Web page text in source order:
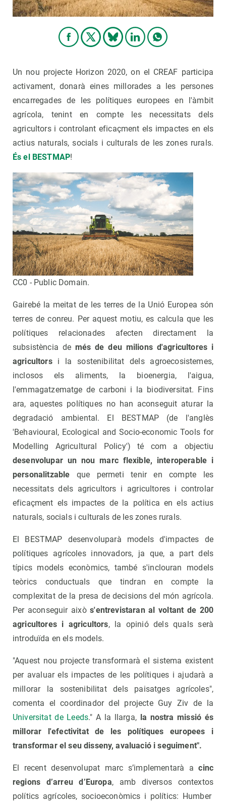
Un nou projecte Horizon 2020, on el CREAF participa
activament, donarà eines millorades a les persones
encarregades de les polítiques europees en l'àmbit
agrícola, tenint en compte les necessitats dels
agricultors i controlant eficaçment els impactes en els
actius naturals, socials i culturals de les zones rurals.
És el BESTMAP!
CC0 - Public Domain.
Gairebé la meitat de les terres de la Unió Europea són
terres de conreu. Per aquest motiu, es calcula que les
polítiques relacionades afecten directament la
subsistència de més de deu milions d'agricultores i
agricultorsi la sostenibilitat dels agroecosistemes,
inclosos els aliments, la bioenergia, l'aigua,
l'emmagatzematge de carboni i la biodiversitat. Fins
ara, aquestes polítiques no han aconseguit aturar la
degradació ambiental. El BESTMAP (de l'anglès
'Behavioural, Ecological and Socio-economic Tools for
Modelling Agricultural Policy') té com a objectiu
desenvolupar un nou marc flexible, interoperable i
personalitzable que permeti tenir en compte les
necessitats dels agricultors i agricultores i controlar
eficaçment els impactes de la política en els actius
naturals, socials i culturals de les zones rurals.
El BESTMAP desenvoluparà models d'impactes de
polítiques agrícoles innovadors, ja que, a part dels
típics models econòmics, també s'inclouran models
teòrics conductuals que tindran en compte la
complexitat de la presa de decisions del món agrícola.
Per aconseguir aixòs'entrevistaran al voltant de 200
agricultores i agricultors, la opinió dels quals serà
introduïda en els models.
"Aquest nou projecte transformarà el sistema existent
per avaluar els impactes de les polítiques i ajudarà a
millorar la sostenibilitat dels paisatges agrícoles",
comenta el coordinador del projecte Guy Ziv de la
Universitat de Leeds." A la llarga, la nostra missió és
millorar l'efectivitat de les polítiques europees i
transformar el seu disseny, avaluació i seguiment".
El recent desenvolupat marc s’implementarà acinc
regions d’arreu d’Europa, amb diversos contextos
polítics agrícoles, socioeconòmics i polítics: Humber